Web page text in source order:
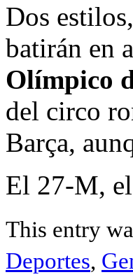
Dos
batirán en
Olímpico
del circo
Barça,
El 27-M, el
This entry
Deportes,